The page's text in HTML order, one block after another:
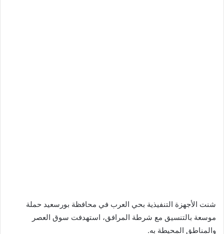
شنت الأجهزة التنفيذية بحي العرب في محافظة بورسعيد حملة
موسعة بالتنسيق مع شرطة المرافق، استهدفت سوق العصر
والمناطق المحيطة به.